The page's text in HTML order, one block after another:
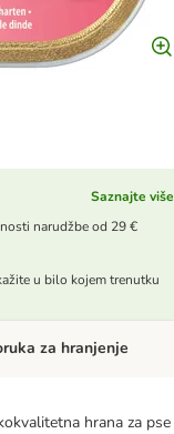
Saznajte više
narudžbe od 29 €
u bilo kojem trenutku
hrana za
za hranjenje